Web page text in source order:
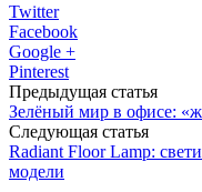
Twitter
Facebook
Google +
Pinterest
Предыдущая статья
Зелёный мир в офисе:
Следующая статья
Radiant Floor Lamp:
модели